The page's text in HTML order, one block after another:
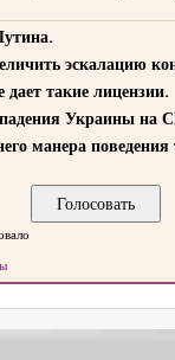
эскалацию
такие лицензии.
Украины на
манера